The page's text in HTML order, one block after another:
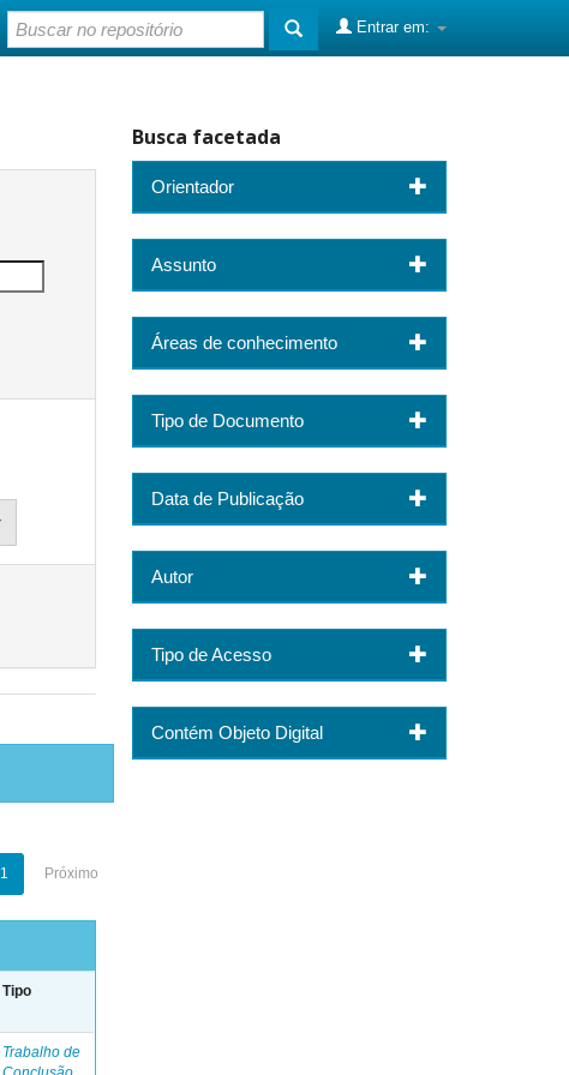
Entrar em:
1 Próximo
Tipo
Trabalho de
Busca facetada
Orientador
Assunto
Áreas de conhecimento
Tipo de Documento
Data de Publicação
Autor
Tipo de Acesso
Contém Objeto Digital